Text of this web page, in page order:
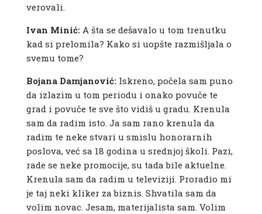
verovali.
Ivan Minić: A šta se dešavalo u tom trenutku
kad si prelomila? Kako si uopšte razmišljala o
svemu tome?
Bojana Damjanović: Iskreno, počela sam puno
da izlazim u tom periodu i onako povuče te
grad i povuče te sve što vidiš u gradu. Krenula
sam da radim isto. Ja sam rano krenula da
radim te neke stvari u smislu honorarnih
poslova, već sa 18 godina u srednjoj školi. Pazi,
rade se neke promocije, su tada bile aktuelne.
Krenula sam da radim u televiziji. Proradio mi
je taj neki kliker za biznis. Shvatila sam da
volim novac. Jesam, materijalista sam. Volim